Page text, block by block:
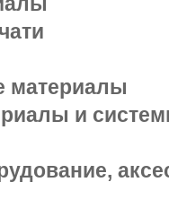
материалы
и